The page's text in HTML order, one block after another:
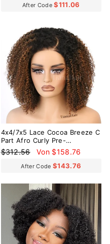
After Code$111.06
4x4/7x5 Lace Cocoa Breeze C
Part Afro Curly Pre-
Everything Glueless Wig
Normaler
$312.56 Sonderpreis
Von $158.76
After Code $143.76
Reduziert